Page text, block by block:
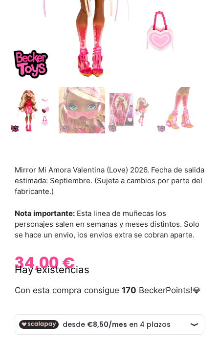
Mirror Mi Amora Valentina (Love) 2026. Fecha de salida
estimada: Septiembre. (Sujeta a cambios por parte del
fabricante.)
Nota importante: Esta linea de muñecas los
personajes salen en semanas y meses distintos. Solo
se hace un envio, los envios extra se cobran aparte.
34,00€
Hay existencias
Con esta compra consigue 170 BeckerPoints!💎